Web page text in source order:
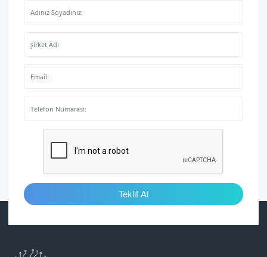
Teklif Al